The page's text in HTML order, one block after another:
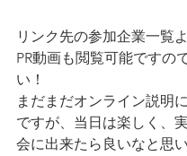
リンク先の参加企業一覧
PR動画も閲覧可能ですの
い！
まだまだオンライン説明
ですが、当日は楽しく、
会に出来たら良いなと思い